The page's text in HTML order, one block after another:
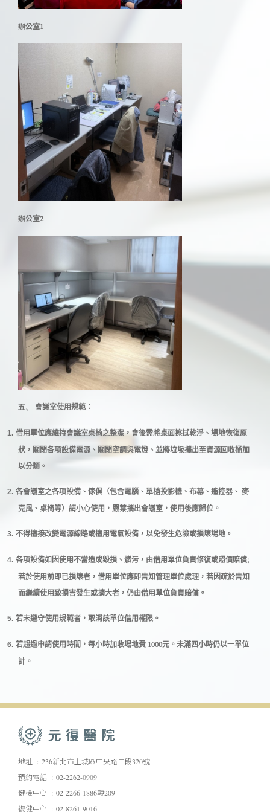
辦公室1
辦公室2
五、 會議室使用規範：
1. 借用單位應維持會議室桌椅之整潔，會後需將桌面擦拭乾淨、場地恢復原
狀，關閉各項設備電源、關閉空調與電燈、並將垃圾攜出至資源回收桶加
以分類。
2. 各會議室之各項設備、傢俱（包含電腦、單槍投影機、布幕、遙控器、 麥
克風、桌椅等）請小心使用，嚴禁攜出會議室，使用後應歸位。
3. 不得擅接改變電源線路或擅用電氣設備，以免發生危險或損壞場地。
4. 各項設備如因使用不當造成毀損、髒污，由借用單位負責修復或照價賠償;
若於使用前即已損壞者，借用單位應即告知管理單位處理，若因疏於告知
而繼續使用致損害發生或擴大者，仍由借用單位負責賠償。
5. 若未遵守使用規範者，取消該單位借用權限。
6. 若超過申請使用時間，每小時加收場地費 1000元。未滿四小時仍以一單位
計。
地址
236新北市土城區中央路二段320號
預約電話
02-2262-0909
健檢中心
02-2266-1886轉209
復健中心
02-8261-9016